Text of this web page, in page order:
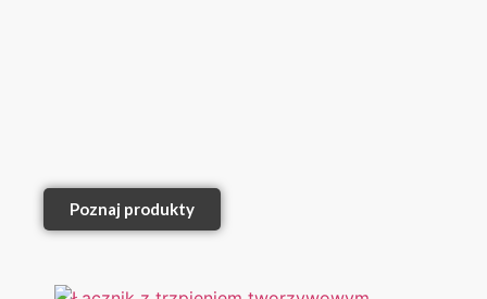
Poznaj produkty